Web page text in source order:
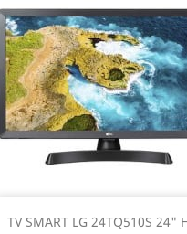
TV SMART LG 24TQ510S 24"
Anteprima